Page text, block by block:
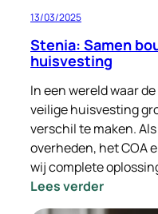
13/03/2025
Stenia: Samen
huisvesting
In een wereld waar
veilige huisvesting
verschil te maken.
overheden, het COA
wij complete
Lees verder:
Stenia: